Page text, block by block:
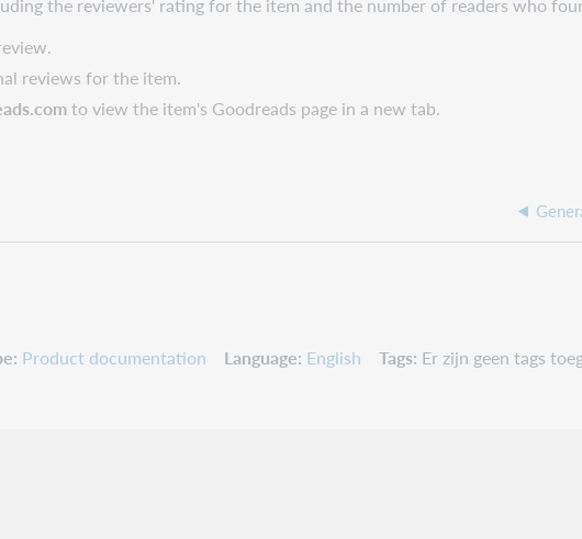
reviews for the item.
to view the item's Goodreads page in a new tab.
Product documentation Language English Tags Er zijn geen tags